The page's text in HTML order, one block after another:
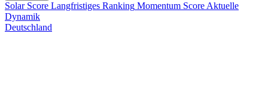
Solar Score Langfristiges Ranking Momentum Score Aktuelle
Dynamik
Deutschland